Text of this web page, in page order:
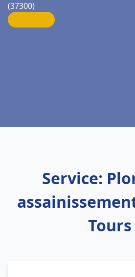
(37300)
Service:
Tours